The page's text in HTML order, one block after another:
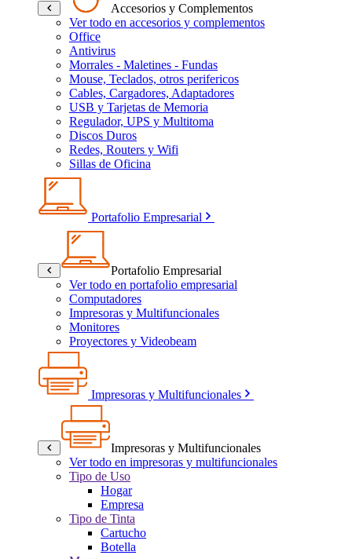
Accesorios y Complementos
Ver todo en accesorios y complementos
Office
Antivirus
Morrales - Maletines - Fundas
Mouse, Teclados, otros perifericos
Cables, Cargadores, Adaptadores
USB y Tarjetas de Memoria
Regulador, UPS y Multitoma
Discos Duros
Redes, Routers y Wifi
Sillas de Oficina
Portafolio Empresarial
Portafolio Empresarial
Ver todo en portafolio empresarial
Computadores
Impresoras y Multifuncionales
Monitores
Proyectores y Videobeam
Impresoras y Multifuncionales
Impresoras y Multifuncionales
Ver todo en impresoras y multifuncionales
Tipo de Uso
Hogar
Empresa
Tipo de Tinta
Cartucho
Botella